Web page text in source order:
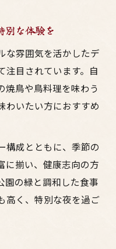
別な体験を
な雰囲気を活かしたデ
注目されています。自
焼鳥や鳥料理を味わう
わいたい方におすすめ
構成とともに、季節の
に揃い、健康志向の方
園の緑と調和した食事
高く、特別な夜を過ご